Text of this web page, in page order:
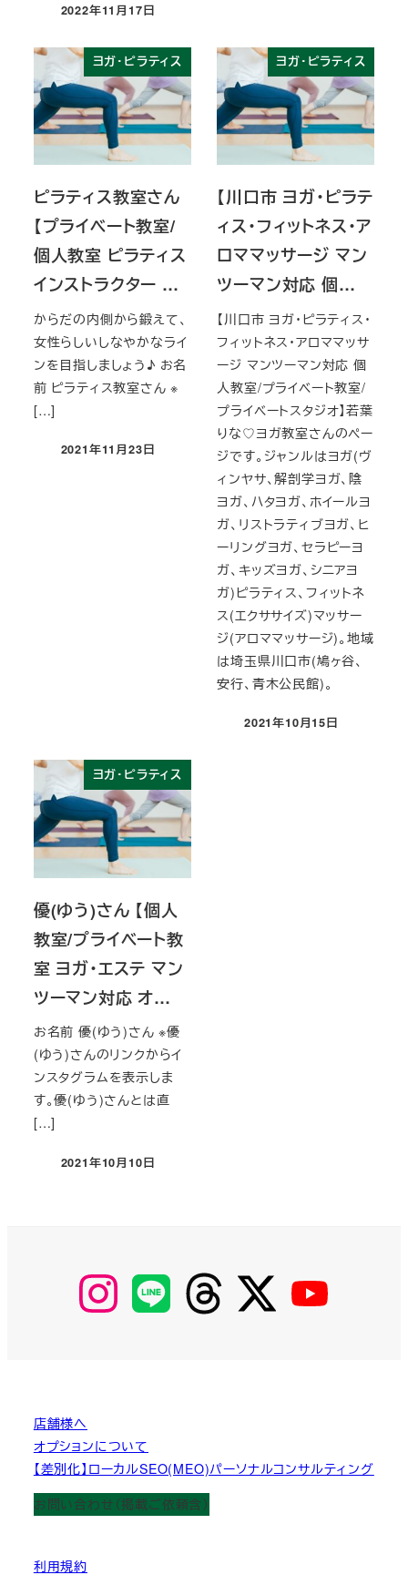
投稿日
2022年11月17日
ヨガ・ピラティス
ピラティス教室さん
【プライベート教室/
個人教室 ピラティス
インストラクター …
からだの内側から鍛えて、
女性らしいしなやかなライ
ンを目指しましょう♪ お名
前 ピラティス教室さん ※
[…]
投稿日
2021年11月23日
ヨガ・ピラティス
【川口市 ヨガ・ピラテ
ィス・フィットネス・ア
ロママッサージ マン
ツーマン対応 個…
【川口市 ヨガ・ピラティス・
フィットネス・アロママッサ
ージ マンツーマン対応 個
人教室/プライベート教室/
プライベートスタジオ】若葉
りな♡ヨガ教室さんのペー
ジです。ジャンルはヨガ(ヴ
ィンヤサ、解剖学ヨガ、陰
ヨガ、ハタヨガ、ホイールヨ
ガ、リストラティブヨガ、ヒ
ーリングヨガ、セラピーヨ
ガ、キッズヨガ、シニアヨ
ガ)ピラティス、フィットネ
ス(エクササイズ)マッサー
ジ(アロママッサージ)。地域
は埼玉県川口市(鳩ヶ谷、
安行、青木公民館)。
投稿日
2021年10月15日
ヨガ・ピラティス
優(ゆう)さん 【個人
教室/プライベート教
室 ヨガ・エステ マン
ツーマン対応 オ…
お名前 優(ゆう)さん ※優
(ゆう)さんのリンクからイ
ンスタグラムを表示しま
す。優(ゆう)さんとは直
[…]
投稿日
2021年10月10日
【Instagram】
MyKOBAKO
【LINE】 【threads】 【Twitter】
店舗様へ
オプションについて
【差別化】ローカルSEO(MEO)パーソナルコンサルティング
お問い合わせ（掲載ご依頼含）
利用規約